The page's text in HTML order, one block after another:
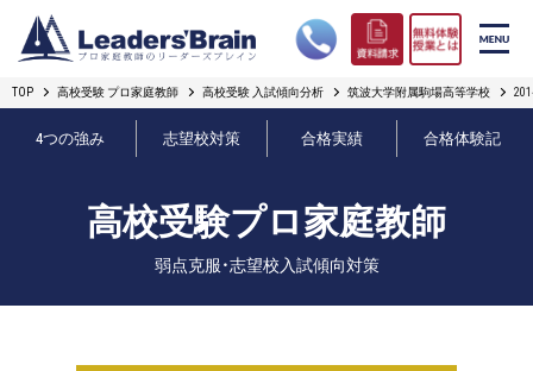
リーダーズブレインの強み
プロ教師紹介
TOP 高校受験 プロ家庭教師 高校受験 入試傾向分析 筑波大学附属駒場高等学校
4つの強み 志望校対策 合格実績 合格体験記
高校受験プロ家庭教師
弱点克服・志望校入試傾向対策